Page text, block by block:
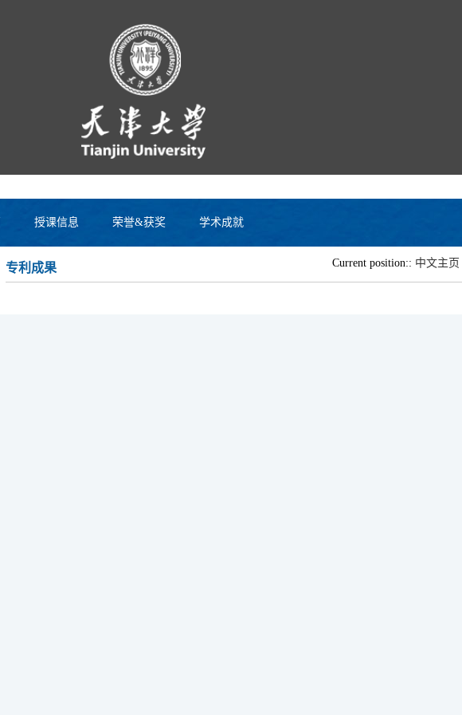
授课信息 荣誉&获奖 学术成就
专利成果 Current position:: 中文主页